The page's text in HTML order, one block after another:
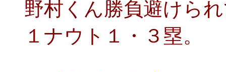
野村くん勝負避けら
１ナウト１・３塁。